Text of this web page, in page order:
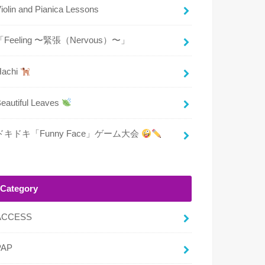
and Pianica Lessons
Feeling 〜緊張（Nervous）〜」
Leaves
キドキ「Funny Face」ゲーム大会
Category